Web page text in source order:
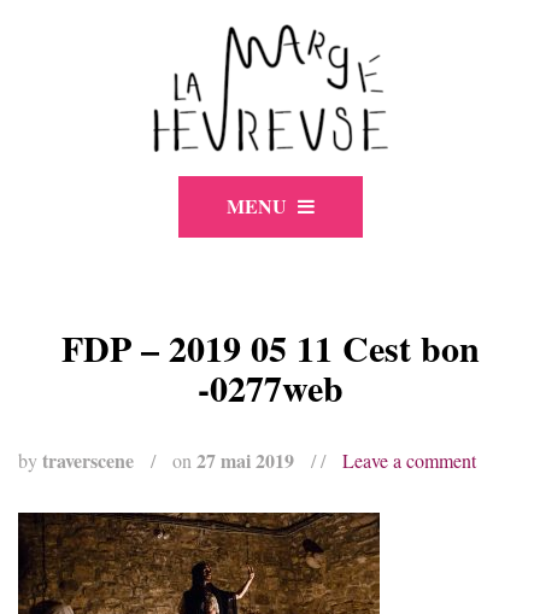
MENU
FDP – 2019 05 11 Cest bon
-0277web
by traverscene / on 27 mai 2019 / / Leave a comment